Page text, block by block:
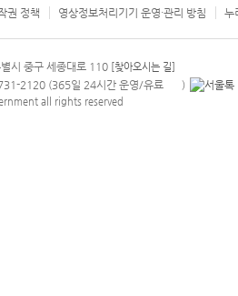
권 정책 영상정보처리기기 운영·관리 방침 누
시 중구 세종대로 110 [찾아오시는 길]
2120 (365일 24시간 운영/유료 안내팝업 열기
)
all rights reserved